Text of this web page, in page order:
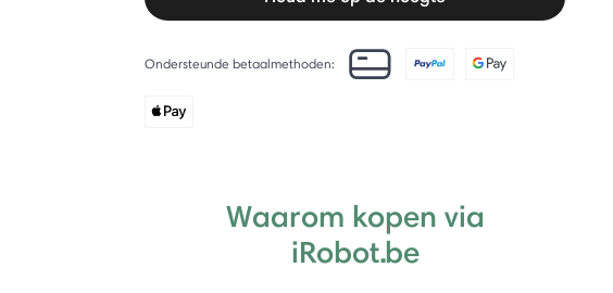
Ondersteunde betaalmethoden:
Waarom kopen via
iRobot.be